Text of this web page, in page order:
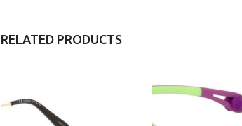
RELATED PRODUCTS